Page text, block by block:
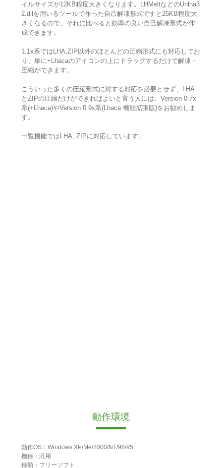
イルサイズが12KB程度大きくなります。LHMeltなどのUnlha3
2.dllを用いるツールで作った自己解凍形式ですと25KB程度大
きくなるので、それに比べると効率の良い自己解凍形式が作
成できます。
1.1x系ではLHA,ZIP以外のほとんどの圧縮形式にも対応してお
り、単に+Lhacaのアイコンの上にドラッグするだけで解凍・
圧縮ができます。
こういった多くの圧縮形式に対する対応を必要とせず、LHA
とZIPの圧縮だけができればよいと言う人には、Version 0.7x
系(+Lhaca)やVersion 0.9x系(Lhaca 機能拡張版)をお勧めしま
す。
一覧機能ではLHA, ZIPに対応しています。
動作環境
動作OS：Windows XP/Me/2000/NT/98/95
機種：汎用
種類：フリーソフト